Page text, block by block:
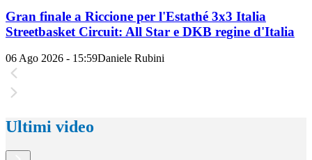
Gran finale a Riccione per l'Estathé 3x3 Italia
Streetbasket Circuit: All Star e DKB regine d'Italia
06 Ago 2026 - 15:59Daniele Rubini
Ultimi video